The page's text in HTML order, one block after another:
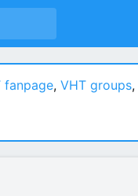
fanpage, VHT groups,